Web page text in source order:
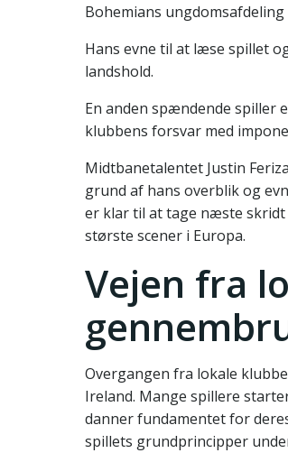
Bohemians
Hans evne til at læse spillet
landshold.
En anden spændende spiller
klubbens forsvar med
Midtbanetalentet Justin
grund af hans overblik og
er klar til at tage næste skridt
største scener i Europa.
Vejen fra
Overgangen fra lokale
Ireland. Mange spillere
danner fundamentet for
spillets grundprincipper